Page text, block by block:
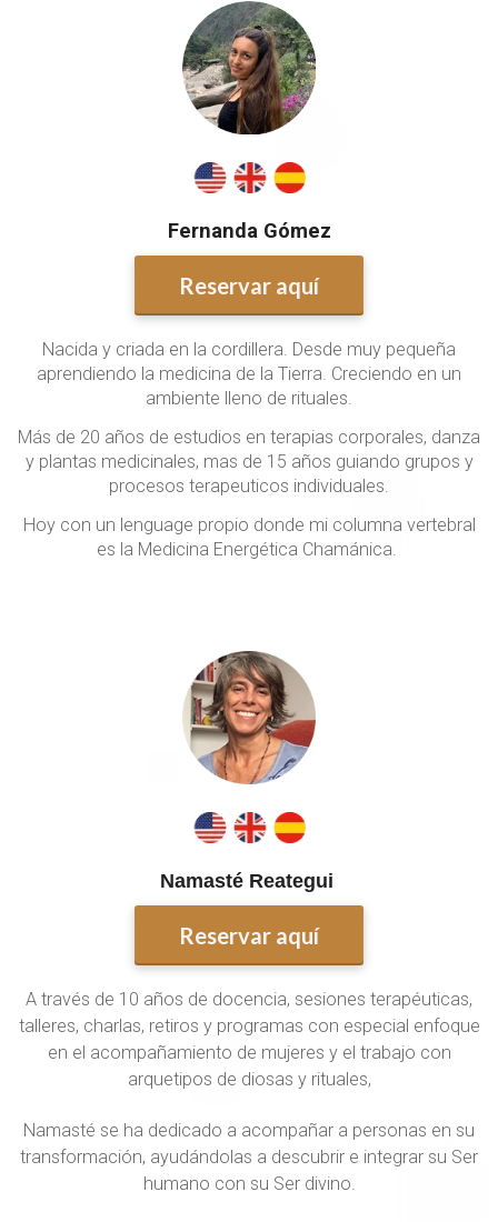
Fernanda Gómez
Reservar aquí
Nacida y criada en la cordillera. Desde muy pequeña
aprendiendo la medicina de la Tierra. Creciendo en un
ambiente lleno de rituales.
Más de 20 años de estudios en terapias corporales, danza
y plantas medicinales, mas de 15 años guiando grupos y
procesos terapeuticos individuales.
Hoy con un lenguage propio donde mi columna vertebral
es la Medicina Energética Chamánica.
Namasté Reategui
Reservar aquí
A través de 10 años de docencia, sesiones terapéuticas,
talleres, charlas, retiros y programas con especial enfoque
en el acompañamiento de mujeres y el trabajo con
arquetipos de diosas y rituales,
Namasté se ha dedicado a acompañar a personas en su
transformación, ayudándolas a descubrir e integrar su Ser
humano con su Ser divino.